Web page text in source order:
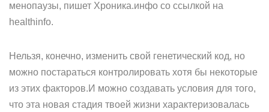
менопаузы, пишет Хроника.инфо со ссылкой на
healthinfo.
Нельзя, конечно, изменить свой генетический код, но
можно постараться контролировать хотя бы некоторые
из этих факторов.И можно создавать условия для того,
что эта новая стадия твоей жизни характеризовалась